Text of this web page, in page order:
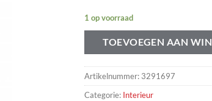
1 op voorraad
TOEVOEGEN AAN
Artikelnummer: 3291697
Categorie: Interieur